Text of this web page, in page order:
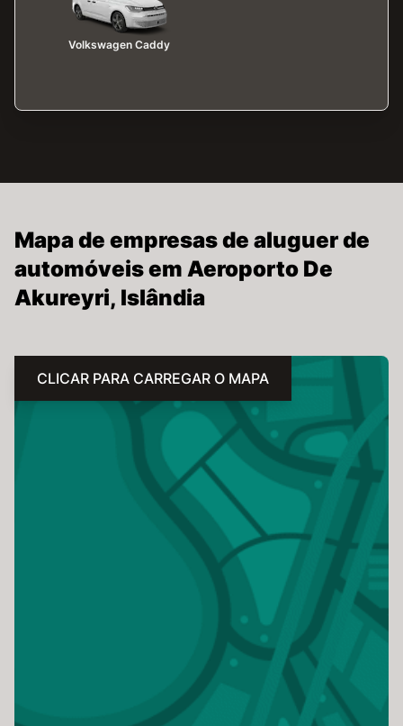
Volkswagen Caddy
Mapa de empresas de aluguer de
automóveis em Aeroporto De
Akureyri, Islândia
CLICAR PARA CARREGAR O MAPA